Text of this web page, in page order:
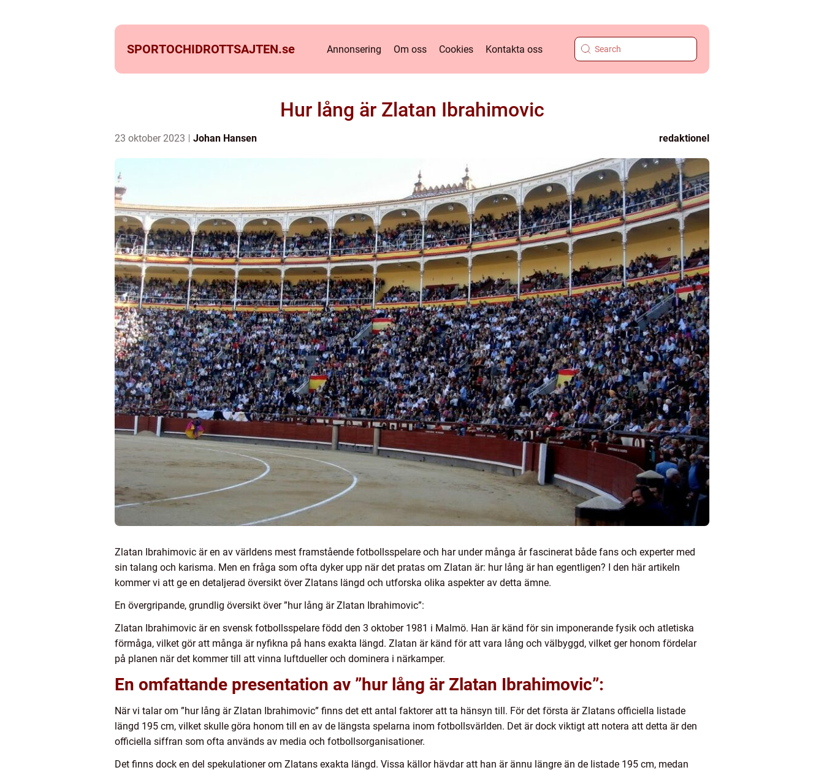
SPORTOCHIDROTTSAJTEN.se Annonsering Om oss Cookies Kontakta oss
Hur lång är Zlatan Ibrahimovic
23 oktober 2023 Johan Hansen redaktionel
Zlatan Ibrahimovic är en av världens mest framstående fotbollsspelare och har under många år fascinerat både fans och experter med
sin talang och karisma. Men en fråga som ofta dyker upp när det pratas om Zlatan är: hur lång är han egentligen? I den här artikeln
kommer vi att ge en detaljerad översikt över Zlatans längd och utforska olika aspekter av detta ämne.
En övergripande, grundlig översikt över ”hur lång är Zlatan Ibrahimovic”:
Zlatan Ibrahimovic är en svensk fotbollsspelare född den 3 oktober 1981 i Malmö. Han är känd för sin imponerande fysik och atletiska
förmåga, vilket gör att många är nyfikna på hans exakta längd. Zlatan är känd för att vara lång och välbyggd, vilket ger honom fördelar
på planen när det kommer till att vinna luftdueller och dominera i närkamper.
En omfattande presentation av ”hur lång är Zlatan Ibrahimovic”:
När vi talar om ”hur lång är Zlatan Ibrahimovic” finns det ett antal faktorer att ta hänsyn till. För det första är Zlatans officiella listade
längd 195 cm, vilket skulle göra honom till en av de längsta spelarna inom fotbollsvärlden. Det är dock viktigt att notera att detta är den
officiella siffran som ofta används av media och fotbollsorganisationer.
Det finns dock en del spekulationer om Zlatans exakta längd. Vissa källor hävdar att han är ännu längre än de listade 195 cm, medan